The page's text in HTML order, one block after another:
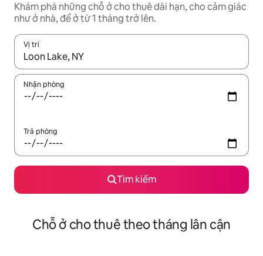
Khám phá những chỗ ở cho thuê dài hạn, cho cảm giác
như ở nhà, để ở từ 1 tháng trở lên.
Vị trí
Khi có kết quả, hãy điều hướng bằng phím mũi tên lên và
Nhận phòng
Trả phòng
Tìm kiếm
Chỗ ở cho thuê theo tháng lân cận